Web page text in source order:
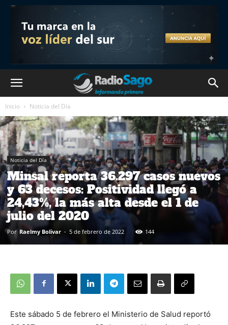
Inicio Noticia del Día
Noticia del Día
Minsal reporta 36.297 casos nuevos
y 63 decesos: Positividad llegó a
24,43%, la más alta desde el 1 de
julio del 2020
Por Raelmy Bolivar - 5 de febrero de 2022 144
Este sábado 5 de febrero el Ministerio de Salud reportó